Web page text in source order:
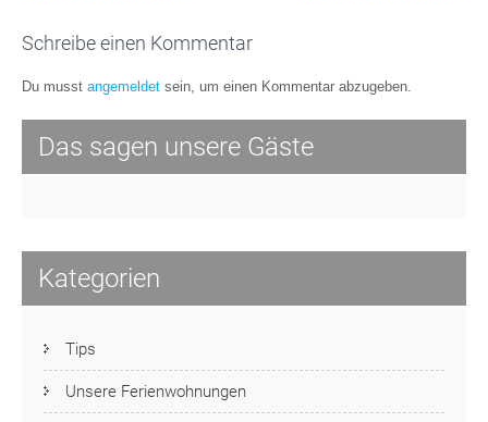
Schreibe einen Kommentar
Du musst angemeldet sein, um einen Kommentar abzugeben.
Das sagen unsere Gäste
Kategorien
Tips
Unsere Ferienwohnungen